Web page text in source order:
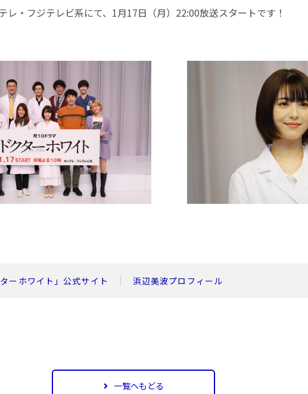
レ・フジテレビ系にて、1月17日（月）22:00放送スタートです！
ーホワイト」公式サイト 浜辺美波プロフィール
一覧へもどる